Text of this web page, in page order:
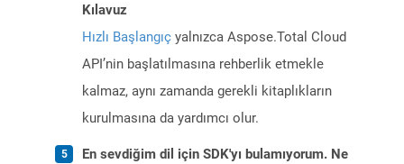
Kılavuz
Hızlı Başlangıç yalnızca Aspose.Total Cloud
API’nin başlatılmasına rehberlik etmekle
kalmaz, aynı zamanda gerekli kitaplıkların
kurulmasına da yardımcı olur.
En sevdiğim dil için SDK'yı bulamıyorum. Ne